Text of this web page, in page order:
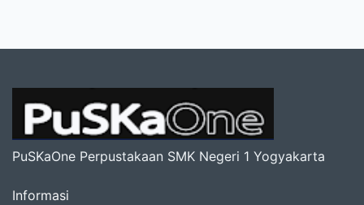
PuSKaOne Perpustakaan SMK Negeri 1 Yogyakarta
Informasi